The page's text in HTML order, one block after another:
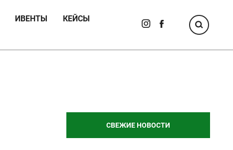
ИВЕНТЫ
КЕЙСЫ
СВЕЖИЕ НОВОСТИ